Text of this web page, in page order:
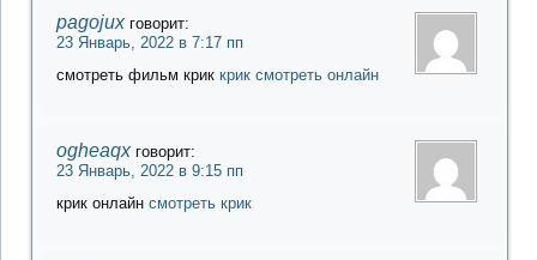
pagojux говорит:
23 Январь, 2022 в 7:17 пп
смотреть фильм криккрик смотреть онлайн
ogheaqx говорит:
23 Январь, 2022 в 9:15 пп
крик онлайнсмотреть крик